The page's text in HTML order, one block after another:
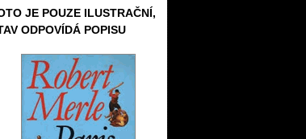
JE POUZE ILUSTRAČNÍ,
ODPOVÍDÁ POPISU